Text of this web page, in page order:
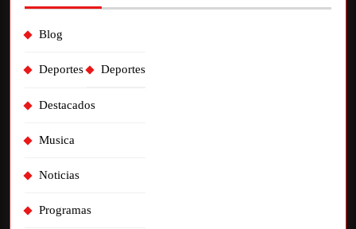
Blog
Deportes Deportes
Destacados
Musica
Noticias
Programas